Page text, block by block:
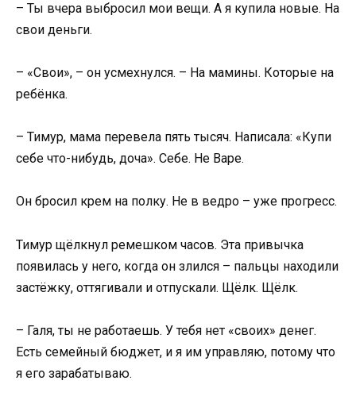
– Ты вчера выбросил мои вещи. А я купила новые. На
свои деньги.
– «Свои», – он усмехнулся. – На мамины. Которые на
ребёнка.
– Тимур, мама перевела пять тысяч. Написала: «Купи
себе что-нибудь, доча». Себе. Не Варе.
Он бросил крем на полку. Не в ведро – уже прогресс.
Тимур щёлкнул ремешком часов. Эта привычка
появилась у него, когда он злился – пальцы находили
застёжку, оттягивали и отпускали. Щёлк. Щёлк.
– Галя, ты не работаешь. У тебя нет «своих» денег.
Есть семейный бюджет, и я им управляю, потому что
я его зарабатываю.